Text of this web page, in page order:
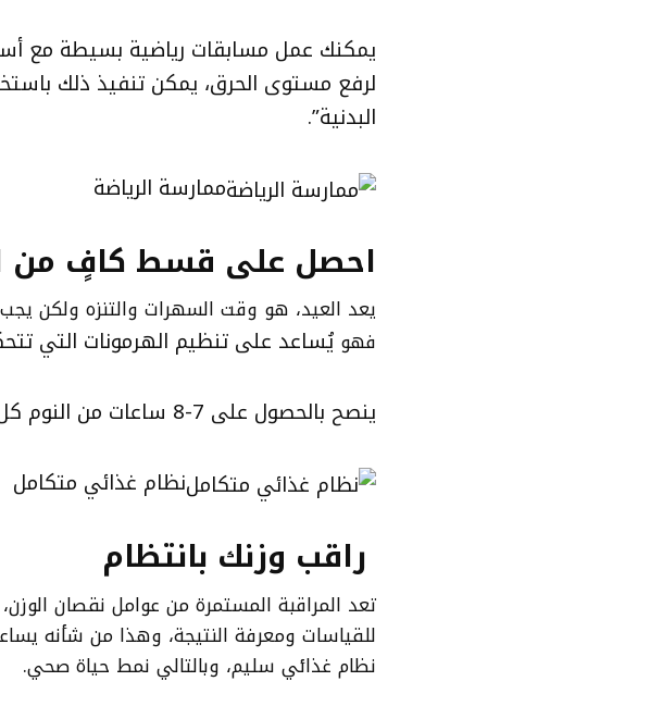
يمكنك عمل مسابقات رياضية بسيطة مع
لرفع مستوى الحرق، يمكن تنفيذ ذلك
البدنية”.
ممارسة الرياضة
احصل على قسط كافٍ من
يعد العيد، هو وقت السهرات والتنزه ولكن يجب
فهو يُساعد على تنظيم الهرمونات التي
ينصح بالحصول على 7-8 ساعات من النوم كل ليلة.
نظام غذائي متكامل
راقب وزنك بانتظام
تعد المراقبة المستمرة من عوامل نقصان
للقياسات ومعرفة النتيجة، وهذا من شأنه
نظام غذائي سليم، وبالتالي نمط حياة صحي.